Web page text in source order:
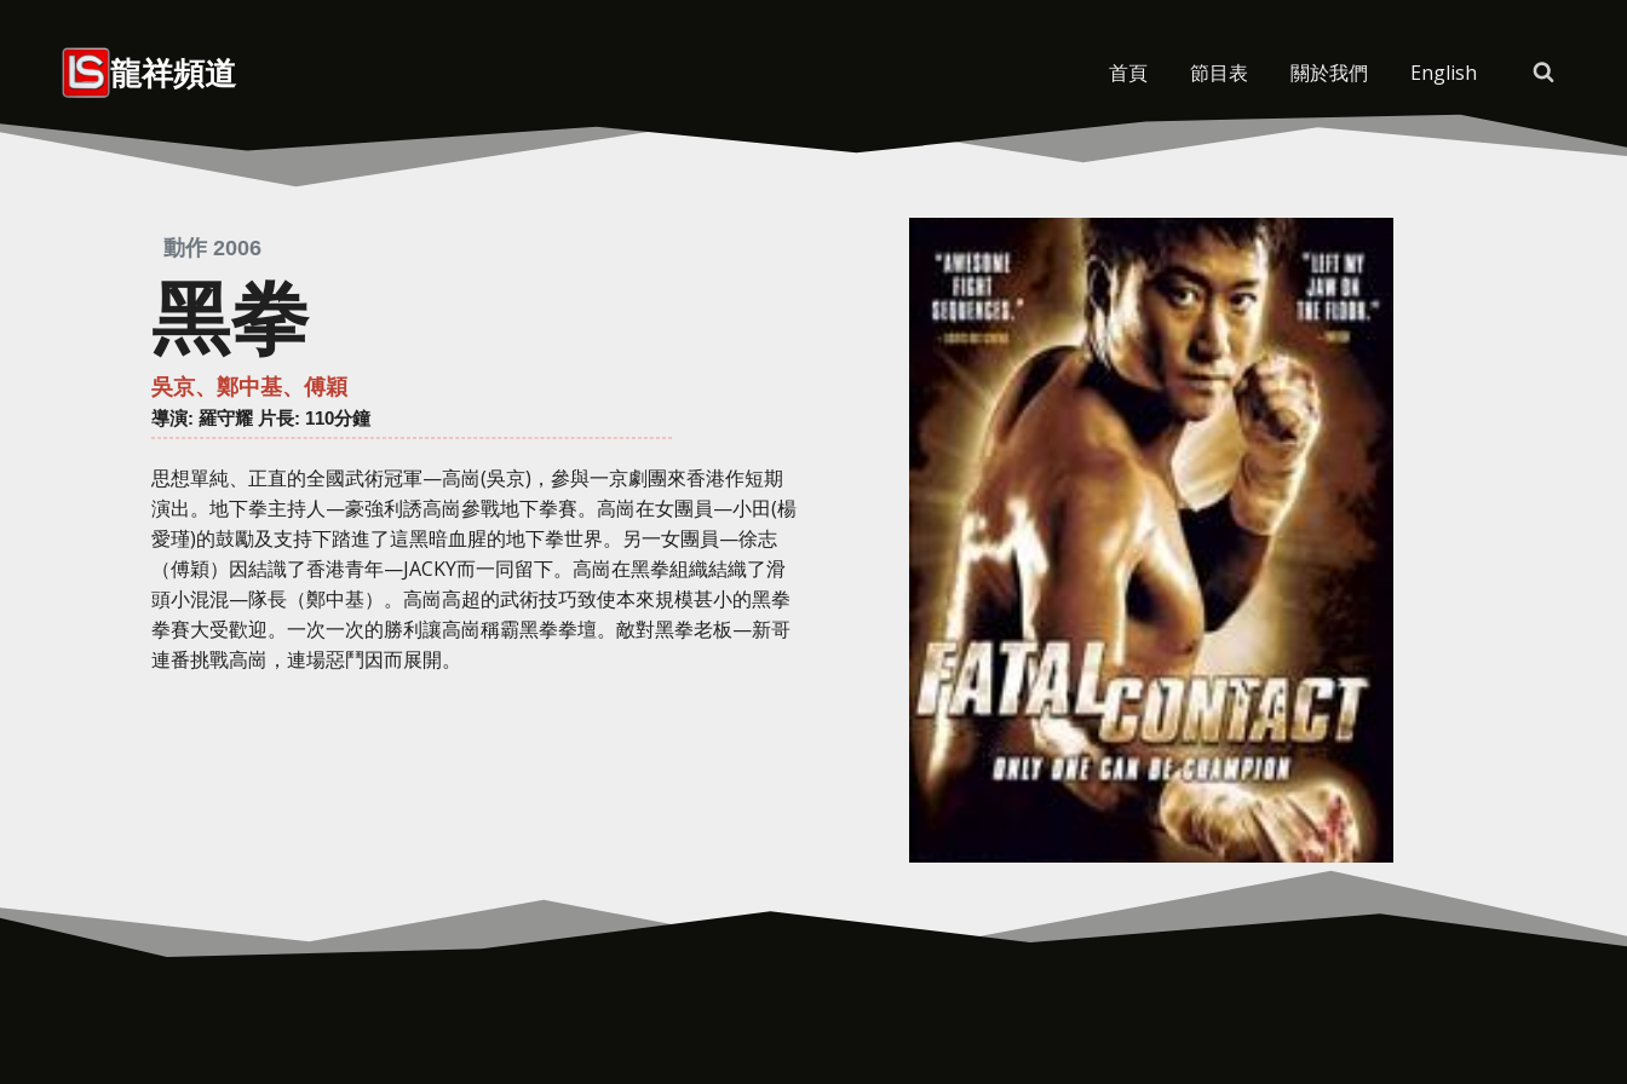
龍祥頻道 首頁 節目表 關於我們 English
動作 2006
黑拳
吳京、鄭中基、傅穎
導演: 羅守耀 片長: 110分鐘
思想單純、正直的全國武術冠軍—高崗(吳京)，參與一京劇團來香港作短期
演出。地下拳主持人—豪強利誘高崗參戰地下拳賽。高崗在女團員—小田(楊
愛瑾)的鼓勵及支持下踏進了這黑暗血腥的地下拳世界。另一女團員—徐志
（傅穎）因結識了香港青年—JACKY而一同留下。高崗在黑拳組織結織了滑
頭小混混—隊長（鄭中基）。高崗高超的武術技巧致使本來規模甚小的黑拳
拳賽大受歡迎。一次一次的勝利讓高崗稱霸黑拳拳壇。敵對黑拳老板—新哥
連番挑戰高崗，連場惡鬥因而展開。